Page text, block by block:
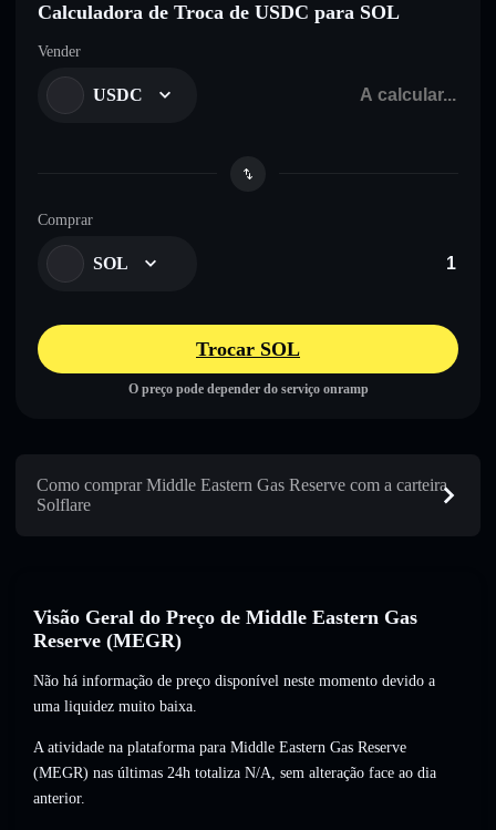
Calculadora de Troca de USDC para SOL
Vender
USDC
Comprar
SOL
Trocar SOL
O preço pode depender do serviço onramp
Como comprar Middle Eastern Gas Reserve com a carteira
Solflare
Visão Geral do Preço de Middle Eastern Gas
Reserve (MEGR)
Não há informação de preço disponível neste momento devido a
uma liquidez muito baixa.
A atividade na plataforma para Middle Eastern Gas Reserve
(MEGR) nas últimas 24h totaliza N/A, sem alteração face ao dia
anterior.